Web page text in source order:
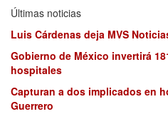
Últimas noticias
Luis Cárdenas deja MVS
Gobierno de México invertirá
hospitales
Capturan a dos implicados en
Guerrero